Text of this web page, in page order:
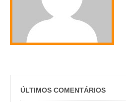
ÚLTIMOS COMENTÁRIOS